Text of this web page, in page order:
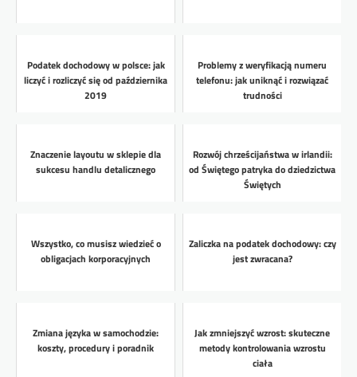
Podatek dochodowy w polsce: jak
liczyć i rozliczyć się od października
2019
Problemy z weryfikacją numeru
telefonu: jak uniknąć i rozwiązać
trudności
Znaczenie layoutu w sklepie dla
sukcesu handlu detalicznego
Rozwój chrześcijaństwa w irlandii:
od Świętego patryka do dziedzictwa
Świętych
Wszystko, co musisz wiedzieć o
obligacjach korporacyjnych
Zaliczka na podatek dochodowy: czy
jest zwracana?
Zmiana języka w samochodzie:
koszty, procedury i poradnik
Jak zmniejszyć wzrost: skuteczne
metody kontrolowania wzrostu
ciała